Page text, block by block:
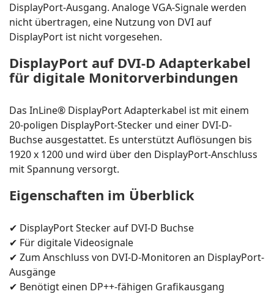
DisplayPort-Ausgang. Analoge VGA-Signale werden
nicht übertragen, eine Nutzung von DVI auf
DisplayPort ist nicht vorgesehen.
DisplayPort auf DVI-D Adapterkabel
für digitale Monitorverbindungen
Das InLine® DisplayPort Adapterkabel ist mit einem
20-poligen DisplayPort-Stecker und einer DVI-D-
Buchse ausgestattet. Es unterstützt Auflösungen bis
1920 x 1200 und wird über den DisplayPort-Anschluss
mit Spannung versorgt.
Eigenschaften im Überblick
✔ DisplayPort Stecker auf DVI-D Buchse
✔ Für digitale Videosignale
✔ Zum Anschluss von DVI-D-Monitoren an DisplayPort-
Ausgänge
✔ Benötigt einen DP++-fähigen Grafikausgang